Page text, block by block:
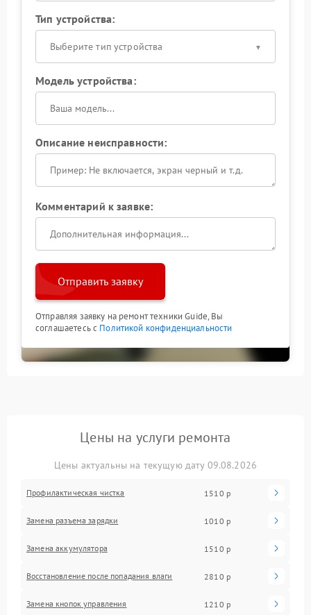
Тип устройства:
Выберите тип устройства
Модель устройства:
Описание неисправности:
Комментарий к заявке:
Отправить заявку
Отправляя заявку на ремонт техники Guide, Вы
соглашаетесь с Политикой конфиденциальности
Цены на услуги ремонта
Цены актуальны на текущую дату 09.08.2026
Профилактическая чистка 1510 р
Замена разъема зарядки 1010 р
Замена аккумулятора 1510 р
Восстановление после попадания влаги 2810 р
Замена кнопок управления 1210 р